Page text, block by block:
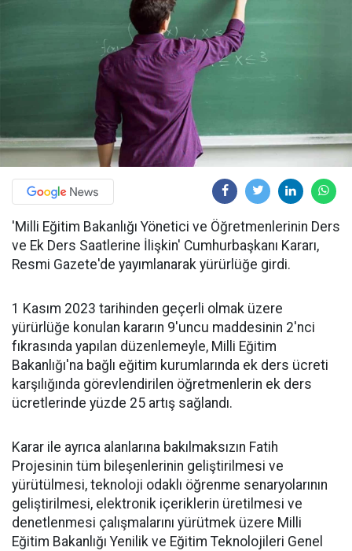
'Milli Eğitim Bakanlığı Yönetici ve Öğretmenlerinin Ders
ve Ek Ders Saatlerine İlişkin' Cumhurbaşkanı Kararı,
Resmi Gazete'de yayımlanarak yürürlüğe girdi.
1 Kasım 2023 tarihinden geçerli olmak üzere
yürürlüğe konulan kararın 9'uncu maddesinin 2'nci
fıkrasında yapılan düzenlemeyle, Milli Eğitim
Bakanlığı'na bağlı eğitim kurumlarında ek ders ücreti
karşılığında görevlendirilen öğretmenlerin ek ders
ücretlerinde yüzde 25 artış sağlandı.
Karar ile ayrıca alanlarına bakılmaksızın Fatih
Projesinin tüm bileşenlerinin geliştirilmesi ve
yürütülmesi, teknoloji odaklı öğrenme senaryolarının
geliştirilmesi, elektronik içeriklerin üretilmesi ve
denetlenmesi çalışmalarını yürütmek üzere Milli
Eğitim Bakanlığı Yenilik ve Eğitim Teknolojileri Genel